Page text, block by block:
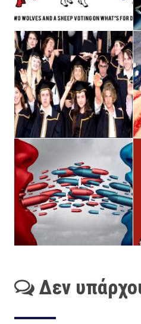
Δεν